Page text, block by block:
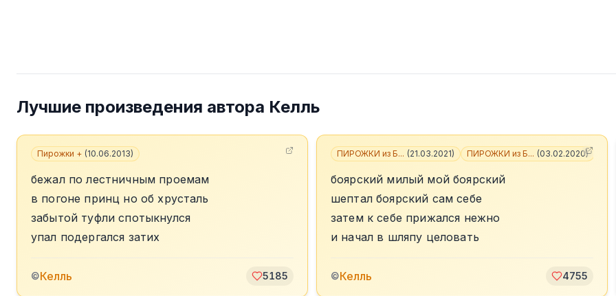
Лучшие произведения автора Келль
Пирожки + (10.06.2013)
бежал по лестничным проемам
в погоне принц но об хрусталь
забытой туфли спотыкнулся
упал подергался затих
©Келль 5185
ПИРОЖКИ из Б... (21.03.2021) ПИРОЖКИ из Б... (03.02.2020)
боярский милый мой боярский
шептал боярский сам себе
затем к себе прижался нежно
и начал в шляпу целовать
©Келль 4755